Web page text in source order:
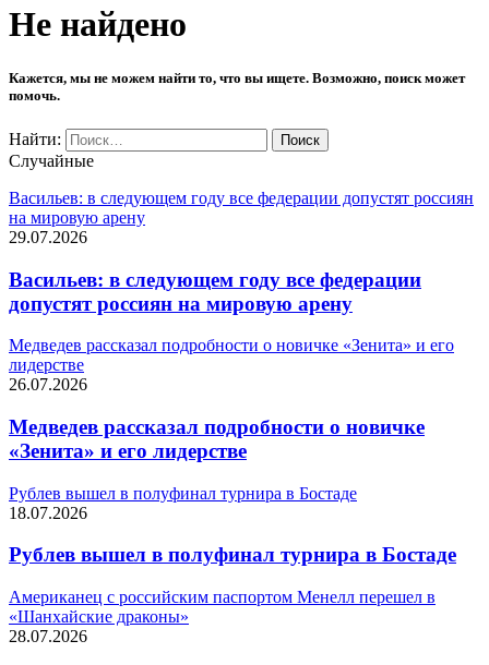
Не найдено
Кажется, мы не можем найти то, что вы ищете. Возможно, поиск может
помочь.
Найти:
Случайные
Васильев: в следующем году все федерации допустят россиян
на мировую арену
29.07.2026
Васильев: в следующем году все федерации
допустят россиян на мировую арену
Медведев рассказал подробности о новичке «Зенита» и его
лидерстве
26.07.2026
Медведев рассказал подробности о новичке
«Зенита» и его лидерстве
Рублев вышел в полуфинал турнира в Бостаде
18.07.2026
Рублев вышел в полуфинал турнира в Бостаде
Американец с российским паспортом Менелл перешел в
«Шанхайские драконы»
28.07.2026